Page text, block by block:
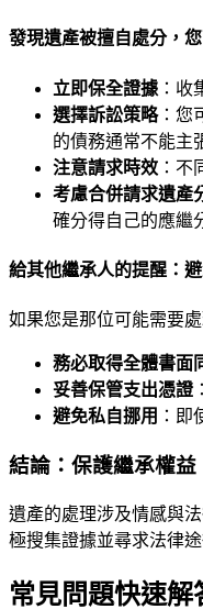
發現遺產被擅自處分，您
立即保全證據 ：收
選擇訴訟策略：您
的債務通常不能主
注意請求時效 ：不
考慮合併請求遺產
確分得自己的應繼
給其他繼承人的提醒：
如果您是那位可能需要
務必取得全體書面
妥善保管支出憑證
避免私自挪用 ：即
結論：保護繼承權
遺產的處理涉及情感與
極搜集證據並尋求法律
常見問題快速解